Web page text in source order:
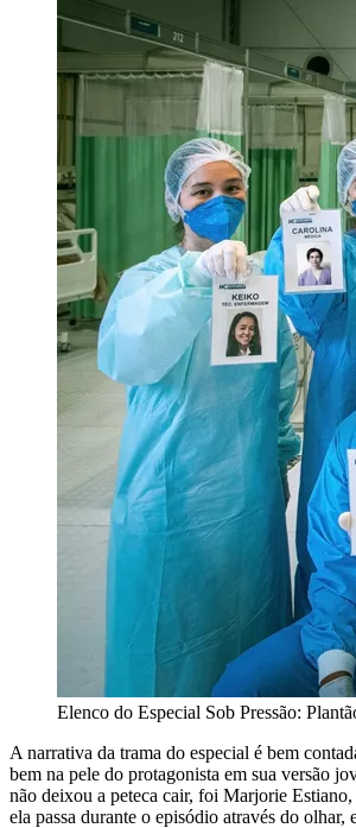
Elenco do Especial Sob Pressão:
A narrativa da trama do especial é bem
bem na pele do protagonista em sua versão
não deixou a peteca cair, foi Marjorie
ela passa durante o episódio através do